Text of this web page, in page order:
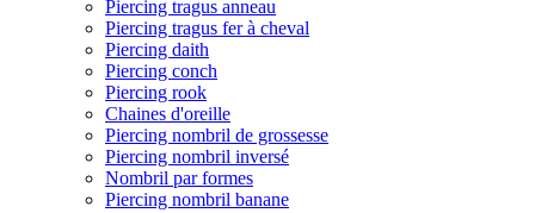
Piercing tragus anneau
Piercing tragus fer à cheval
Piercing daith
Piercing conch
Piercing rook
Chaines d'oreille
Piercing nombril de grossesse
Piercing nombril inversé
Nombril par formes
Piercing nombril banane